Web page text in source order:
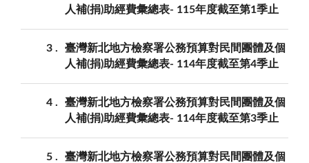
人補(捐)助經費彙總表- 115年度截至第1季止
3
臺灣新北地方檢察署公務預算對民間團體及個
人補(捐)助經費彙總表- 114年度截至第4季止
4
臺灣新北地方檢察署公務預算對民間團體及個
人補(捐)助經費彙總表- 114年度截至第3季止
5
臺灣新北地方檢察署公務預算對民間團體及個